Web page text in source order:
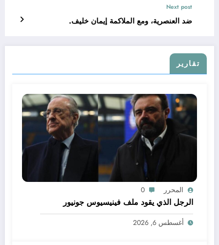
Next post
ضد العنصرية، ومع الملاكمة إيمان خليف.
تقارير
المحرر 0
الرجل الذي يقود ملف فينيسيوس جونيور
أغسطس 6, 2026